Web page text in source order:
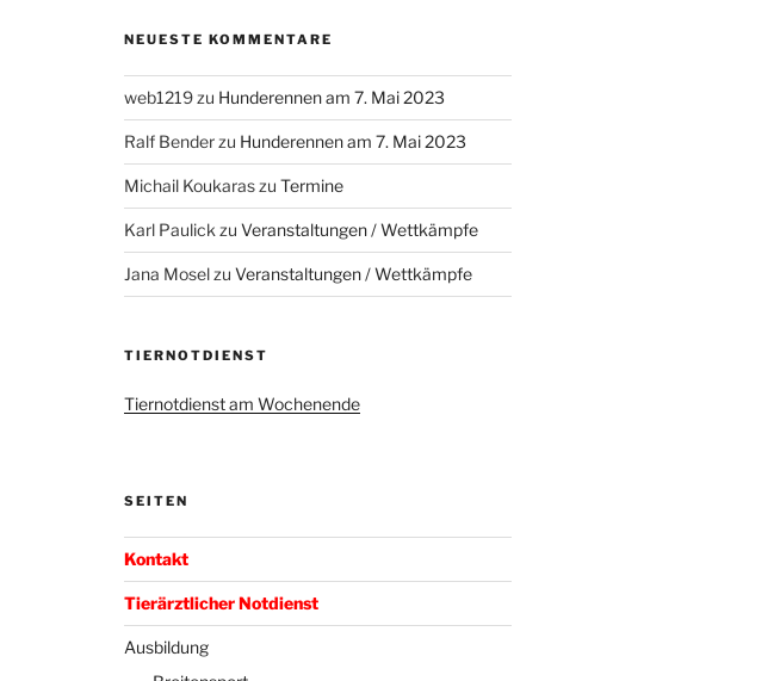
NEUESTE KOMMENTARE
web1219zu Hunderennen am 7. Mai 2023
Ralf Benderzu Hunderennen am 7. Mai 2023
Michail Koukaraszu Termine
Karl Paulick zu Veranstaltungen / Wettkämpfe
Jana Moselzu Veranstaltungen / Wettkämpfe
TIERNOTDIENST
Tiernotdienst am Wochenende
SEITEN
Kontakt
Tierärztlicher Notdienst
Ausbildung